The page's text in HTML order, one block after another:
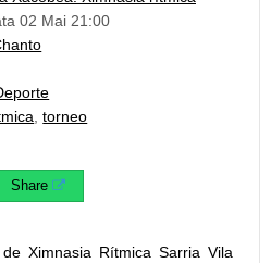
02 Mai 21:00
,torneo
Share
Ximnasia Rítmica Sarria Vila